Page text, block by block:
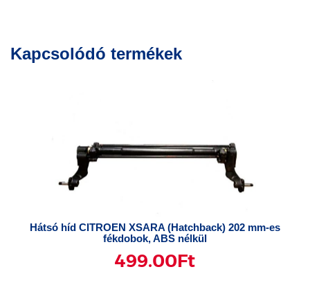
Kapcsolódó termékek
Hátsó híd CITROEN XSARA (Hatchback) 202 mm-es
fékdobok, ABS nélkül
499.00 Ft